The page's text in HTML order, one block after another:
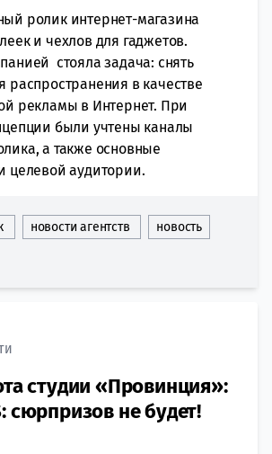
ролик интернет-магазина
и чехлов для гаджетов.
стояла задача: снять
распространения в качестве
рекламы в Интернет. При
были учтены каналы
а также основные
целевой аудитории.
новости агентств новость
студии «Провинция»:
сюрпризов не будет!